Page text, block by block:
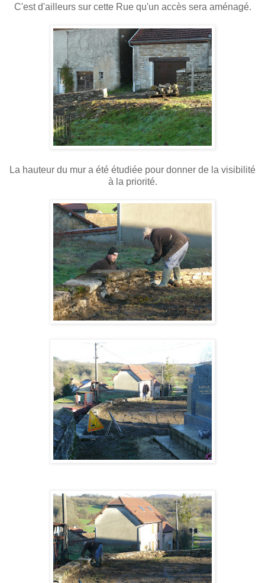
C'est d'ailleurs sur cette Rue qu'un accès sera aménagé.
La hauteur du mur a été étudiée pour donner de la visibilité
à la priorité.